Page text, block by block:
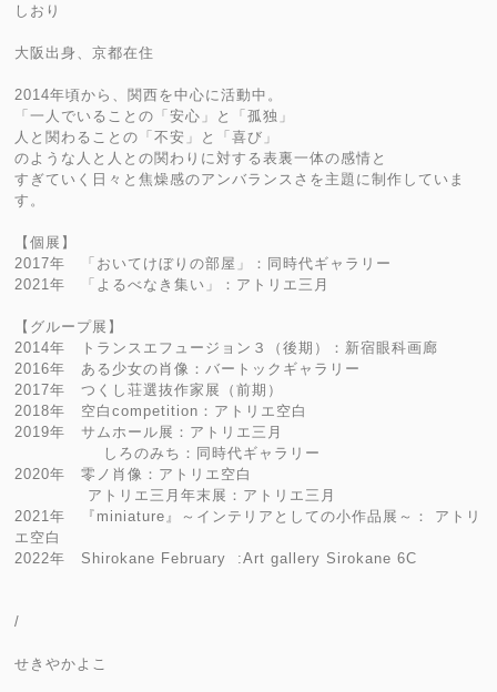
しおり
大阪出身、京都在住
2014年頃から、関西を中心に活動中。
「一人でいることの「安心」と「孤独」
人と関わることの「不安」と「喜び」
のような人と人との関わりに対する表裏一体の感情と
すぎていく日々と焦燥感のアンバランスさを主題に制作していま
す。
【個展】
2017年 「おいてけぼりの部屋」：同時代ギャラリー
2021年 「よるべなき集い」：アトリエ三月
【グループ展】
2014年 トランスエフュージョン３（後期）：新宿眼科画廊
2016年 ある少女の肖像：バートックギャラリー
2017年 つくし荘選抜作家展（前期）
2018年 空白competition：アトリエ空白
2019年 サムホール展：アトリエ三月
しろのみち：同時代ギャラリー
2020年 零ノ肖像：アトリエ空白
アトリエ三月年末展：アトリエ三月
2021年 『miniature』～インテリアとしての小作品展～： アトリ
エ空白
2022年 Shirokane February :Art gallery Sirokane 6C
/
せきやかよこ